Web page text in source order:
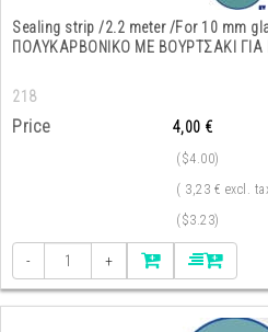
Sealing strip /2.2 meter /For 10 mm
ΠΟΛΥΚΑΡΒΟΝΙΚΟ ΜΕ ΒΟΥΡΤΣΑΚΙ
218
Price 4,00 €
($4.00)
( 3,23 € excl.
($3.23)
- +